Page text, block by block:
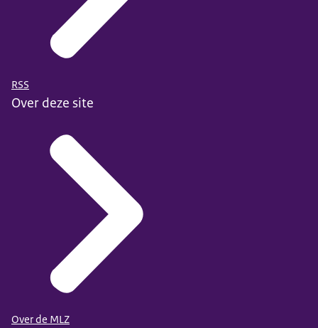
RSS
Over deze site
Over de MLZ